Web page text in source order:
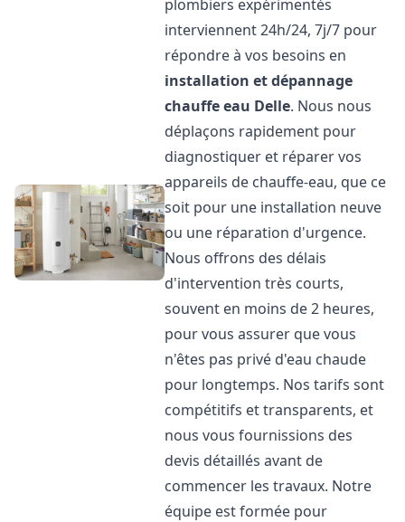
plombiers expérimentés
interviennent 24h/24, 7j/7 pour
répondre à vos besoins en
installation et dépannage
chauffe eau Delle. Nous nous
déplaçons rapidement pour
diagnostiquer et réparer vos
appareils de chauffe-eau, que ce
soit pour une installation neuve
ou une réparation d'urgence.
Nous offrons des délais
d'intervention très courts,
souvent en moins de 2 heures,
pour vous assurer que vous
n'êtes pas privé d'eau chaude
pour longtemps. Nos tarifs sont
compétitifs et transparents, et
nous vous fournissions des
devis détaillés avant de
commencer les travaux. Notre
équipe est formée pour